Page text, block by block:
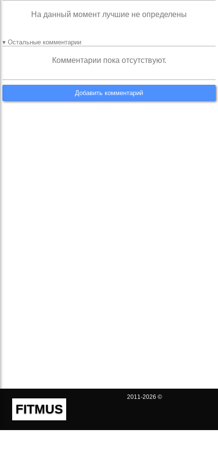
На данный момент лучшие не определены
▾ Остальные комментарии
Комментарии пока отсутствуют.
Добавить комментарий
FITMUS
2011-2026 ©